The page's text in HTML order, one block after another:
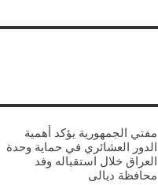
مفتي الجمهورية يؤكد أهمية
الدور العشائري في حماية وحدة
العراق خلال استقباله وفد
محافظة ديالى